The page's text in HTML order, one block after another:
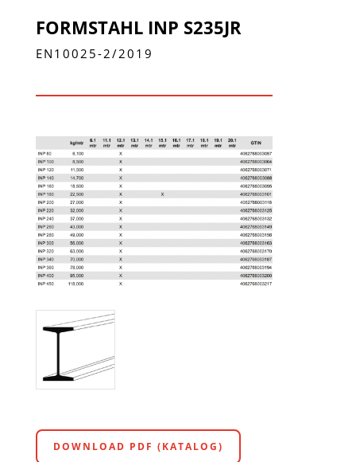
FORMSTAHL INP S235JR
EN10025-2/2019
DOWNLOAD PDF (KATALOG)